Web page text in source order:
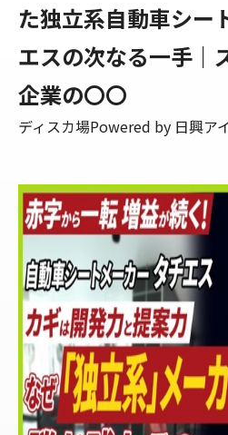
た独立系自動車シー
エスの次なる一手｜
企業の〇〇
ディスカ場Powered by 日興ア